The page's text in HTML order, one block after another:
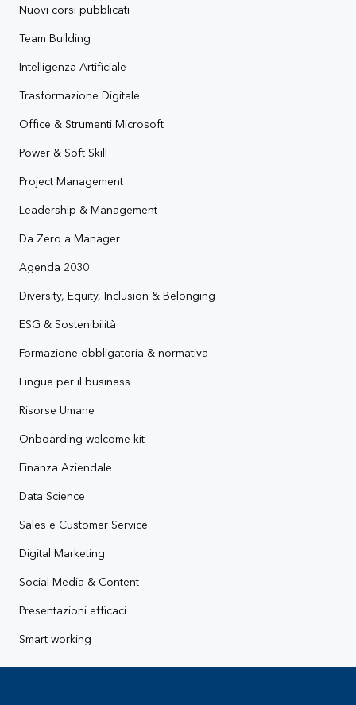
Nuovi corsi pubblicati
Team Building
Intelligenza Artificiale
Trasformazione Digitale
Office & Strumenti Microsoft
Power & Soft Skill
Project Management
Leadership & Management
Da Zero a Manager
Agenda 2030
Diversity, Equity, Inclusion & Belonging
ESG & Sostenibilità
Formazione obbligatoria & normativa
Lingue per il business
Risorse Umane
Onboarding welcome kit
Finanza Aziendale
Data Science
Sales e Customer Service
Digital Marketing
Social Media & Content
Presentazioni efficaci
Smart working